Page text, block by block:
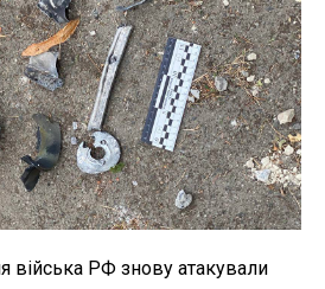
війська РФ знову атакували